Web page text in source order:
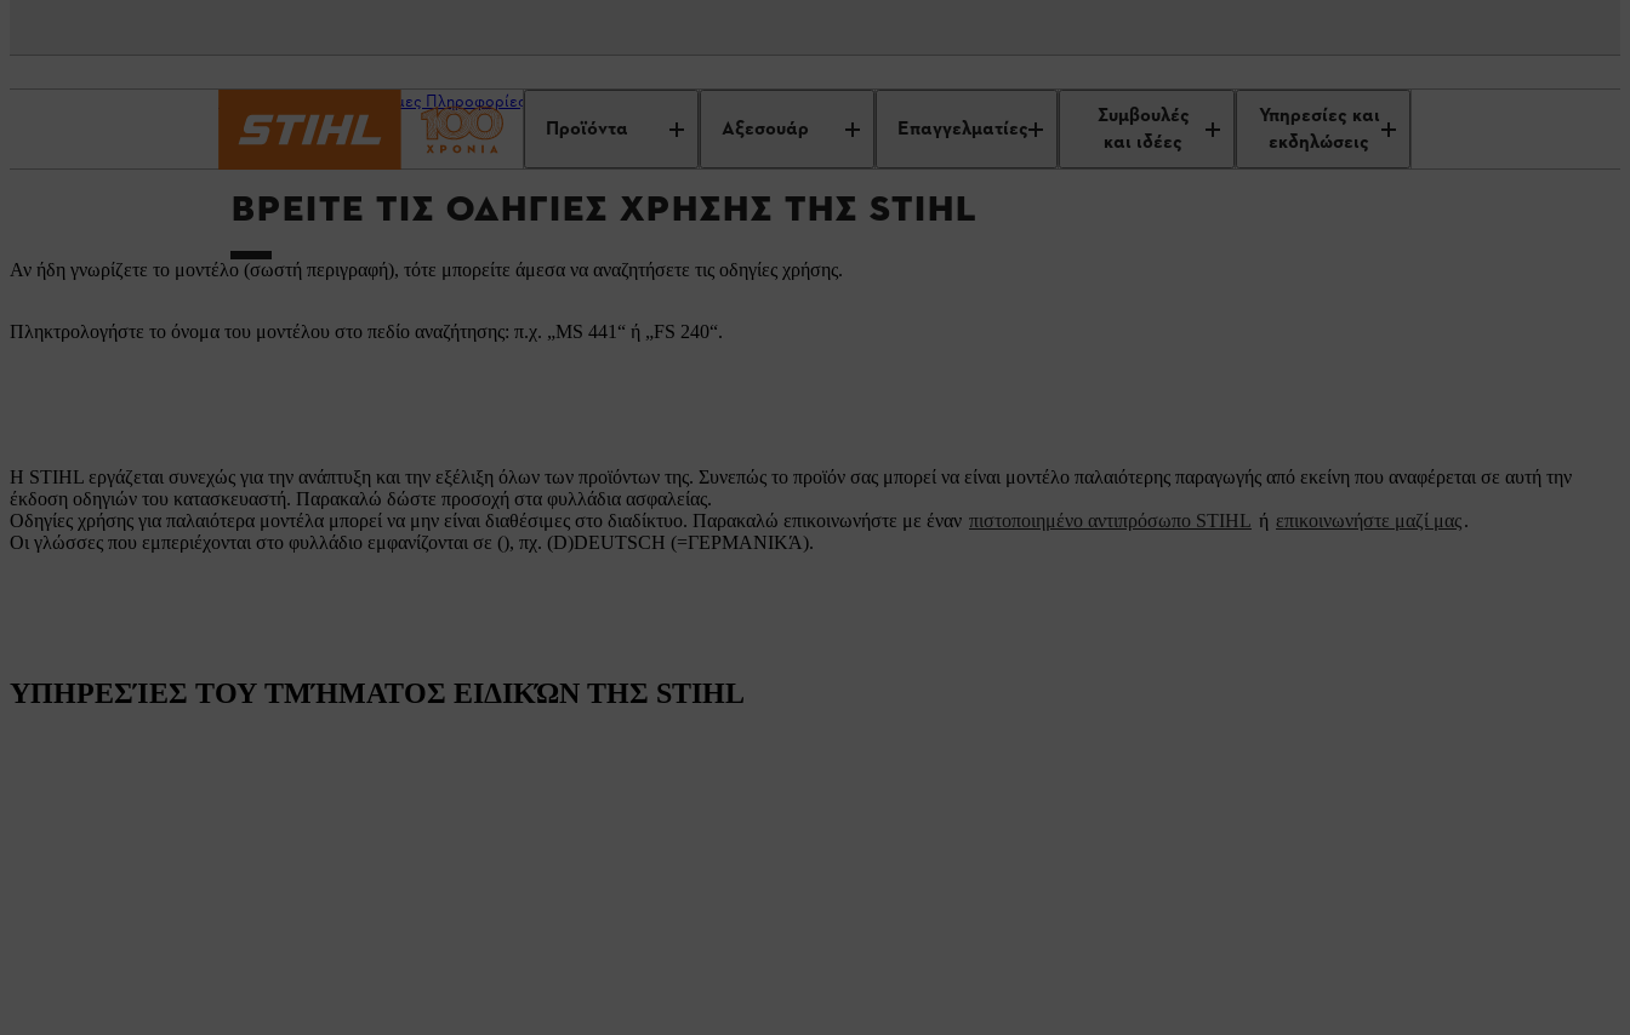
Προϊόντα Αξεσουάρ Επαγγελματίες
Συμβουλές
και ιδέες
Υπηρεσίες και
εκδηλώσεις
Χρήσιμες Πληροφορίες
ΒΡΕΊΤΕ ΤΙΣ ΟΔΗΓΊΕΣ ΧΡΉΣΗΣ ΤΗΣ STIHL
Αν ήδη γνωρίζετε το μοντέλο (σωστή περιγραφή), τότε μπορείτε άμεσα να αναζητήσετε τις οδηγίες χρήσης.
Πληκτρολογήστε το όνομα του μοντέλου στο πεδίο αναζήτησης: π.χ. „MS 441“ ή „FS 240“.
Η STIHL εργάζεται συνεχώς για την ανάπτυξη και την εξέλιξη όλων των προϊόντων της. Συνεπώς το προϊόν σας μπορεί να είναι μοντέλο παλαιότερης παραγωγής από εκείνη που αναφέρεται σε αυτή την
έκδοση οδηγιών του κατασκευαστή. Παρακαλώ δώστε προσοχή στα φυλλάδια ασφαλείας.
Οδηγίες χρήσης για παλαιότερα μοντέλα μπορεί να μην είναι διαθέσιμες στο διαδίκτυο. Παρακαλώ επικοινωνήστε με έναν πιστοποιημένο αντιπρόσωπο STIHL ή επικοινωνήστε μαζί μας.
Οι γλώσσες που εμπεριέχονται στο φυλλάδιο εμφανίζονται σε (), πχ. (D)DEUTSCH (=ΓΕΡΜΑΝΙΚΆ).
ΥΠΗΡΕΣΊΕΣ ΤΟΥ ΤΜΉΜΑΤΟΣ ΕΙΔΙΚΏΝ ΤΗΣ STIHL